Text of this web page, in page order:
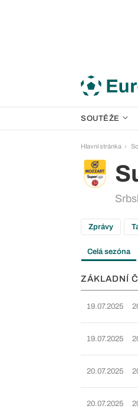
SOUTĚŽE
Hlavní stránka
Zprávy
Celá sezóna
ZÁKLADNÍ
19.07.2025
19.07.2025
20.07.2025
20.07.2025